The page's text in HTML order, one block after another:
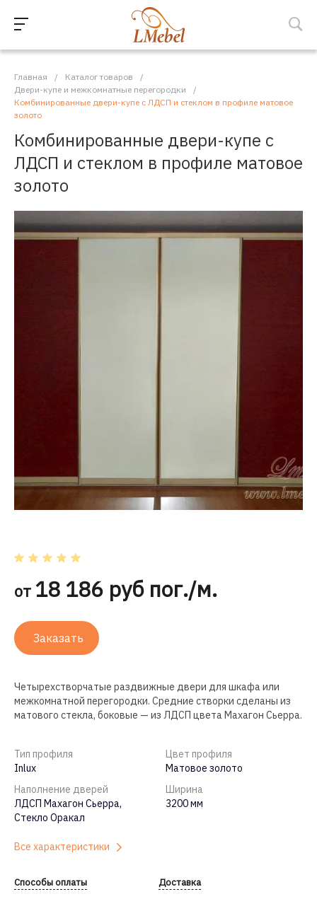
Главная / Каталог товаров
/
Двери-купе и межкомнатные перегородки
/
Комбинированные двери-купе с ЛДСП и стеклом в профиле матовое
золото
Комбинированные двери-купе с
ЛДСП и стеклом в профиле матовое
золото
от 18 186 руб пог./м.
Заказать
Четырехстворчатые раздвижные двери для шкафа или
межкомнатной перегородки. Средние створки сделаны из
матового стекла, боковые — из ЛДСП цвета Махагон Сьерра.
Тип профиля
Inlux
Цвет профиля
Матовое золото
Наполнение дверей
ЛДСП Махагон Сьерра,
Стекло Оракал
Ширина
3200 мм
Все характеристики
Способы оплаты Доставка